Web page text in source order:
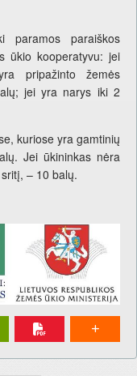
paramos paraiškos
ūkio kooperatyvu: jei
pripažinto žemės
jei yra narys iki 2
kuriose yra gamtinių
Jei ūkininkas nėra
– 10 balų.